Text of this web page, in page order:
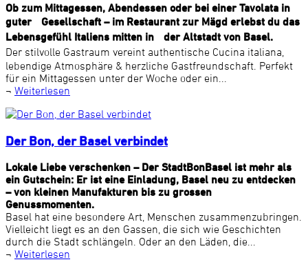
Ob zum Mittagessen, Abendessen oder bei einer Tavolata in
guter Gesellschaft – im Restaurant zur Mägd erlebst du das
Lebensgefühl Italiens mitten in der Altstadt von Basel.
Der stilvolle Gastraum vereint authentische Cucina italiana,
lebendige Atmosphäre & herzliche Gastfreundschaft. Perfekt
für ein Mittagessen unter der Woche oder ein...
¬ Weiterlesen
Der Bon, der Basel verbindet
Lokale Liebe verschenken – Der StadtBonBasel ist mehr als
ein Gutschein: Er ist eine Einladung, Basel neu zu entdecken
– von kleinen Manufakturen bis zu grossen
Genussmomenten.
Basel hat eine besondere Art, Menschen zusammenzubringen.
Vielleicht liegt es an den Gassen, die sich wie Geschichten
durch die Stadt schlängeln. Oder an den Läden, die...
¬ Weiterlesen